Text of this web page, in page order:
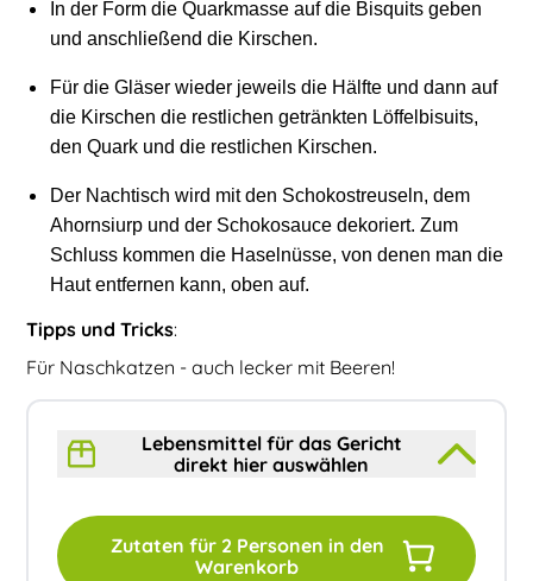
In der Form die Quarkmasse auf die Bisquits geben
und anschließend die Kirschen.
Für die Gläser wieder jeweils die Hälfte und dann auf
die Kirschen die restlichen getränkten Löffelbisuits,
den Quark und die restlichen Kirschen.
Der Nachtisch wird mit den Schokostreuseln, dem
Ahornsiurp und der Schokosauce dekoriert. Zum
Schluss kommen die Haselnüsse, von denen man die
Haut entfernen kann, oben auf.
Tipps und Tricks:
Für Naschkatzen - auch lecker mit Beeren!
Lebensmittel für das Gericht
direkt hier auswählen
Zutaten für 2
Warenkorb